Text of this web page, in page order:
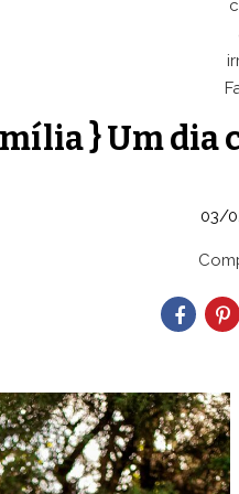
} Um dia
03/